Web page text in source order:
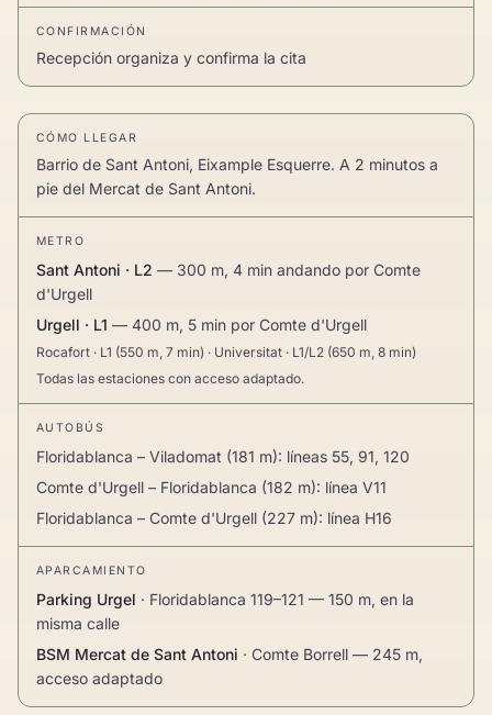
CONFIRMACIÓN
Recepción organiza y confirma la cita
CÓMO LLEGAR
Barrio de Sant Antoni, Eixample Esquerre. A 2 minutos a
pie del Mercat de Sant Antoni.
METRO
Sant Antoni · L2 — 300 m, 4 min andando por Comte
d'Urgell
Urgell · L1 — 400 m, 5 min por Comte d'Urgell
Rocafort · L1 (550 m, 7 min) · Universitat · L1/L2 (650 m, 8 min)
Todas las estaciones con acceso adaptado.
AUTOBÚS
Floridablanca – Viladomat (181 m): líneas 55, 91, 120
Comte d'Urgell – Floridablanca (182 m): línea V11
Floridablanca – Comte d'Urgell (227 m): línea H16
APARCAMIENTO
Parking Urgel · Floridablanca 119–121 — 150 m, en la
misma calle
BSM Mercat de Sant Antoni · Comte Borrell — 245 m,
acceso adaptado